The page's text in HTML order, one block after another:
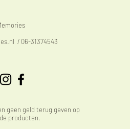
/ 06-31374543
geen geld terug geven op
producten.